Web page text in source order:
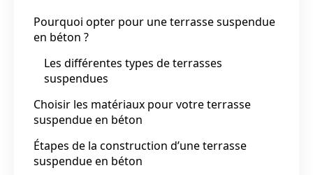
Pourquoi opter pour une terrasse suspendue
en béton ?
Les différentes types de terrasses
suspendues
Choisir les matériaux pour votre terrasse
suspendue en béton
Étapes de la construction d’une terrasse
suspendue en béton